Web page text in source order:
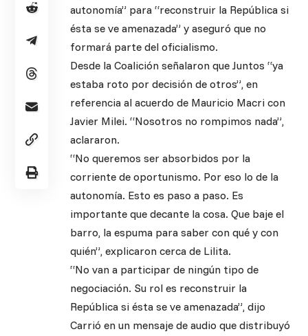
autonomía” para “reconstruir la República si
ésta se ve amenazada” y aseguró que no
formará parte del oficialismo.
Desde la Coalición señalaron que Juntos “ya
estaba roto por decisión de otros”, en
referencia al acuerdo de Mauricio Macri con
Javier Milei. “Nosotros no rompimos nada”,
aclararon.
“No queremos ser absorbidos por la
corriente de oportunismo. Por eso lo de la
autonomía. Esto es paso a paso. Es
importante que decante la cosa. Que baje el
barro, la espuma para saber con qué y con
quién”, explicaron cerca de Lilita.
“No van a participar de ningún tipo de
negociación. Su rol es reconstruir la
República si ésta se ve amenazada”, dijo
Carrió en un mensaje de audio que distribuyó